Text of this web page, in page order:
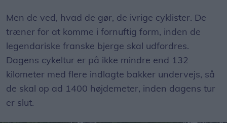
Men de ved, hvad de gør, de ivrige cyklister. De
træner for at komme i fornuftig form, inden de
legendariske franske bjerge skal udfordres.
Dagens cykeltur er på ikke mindre end 132
kilometer med flere indlagte bakker undervejs, så
de skal op ad 1400 højdemeter, inden dagens tur
er slut.